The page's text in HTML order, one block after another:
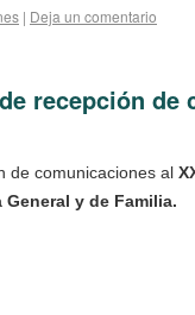
| Deja un comentario
recepción de
de comunicaciones al
y de Familia.